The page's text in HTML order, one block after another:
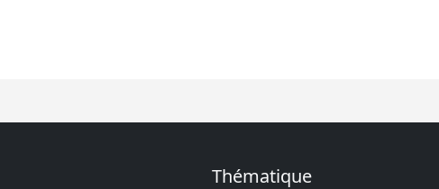
Thématique